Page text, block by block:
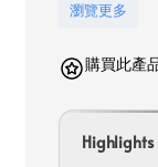
瀏覽更多
購買此產
Highlights